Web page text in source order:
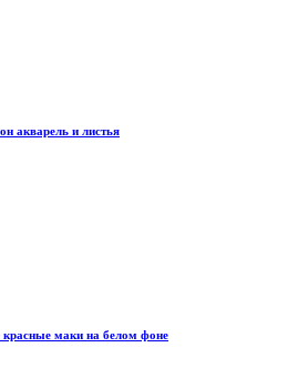
акварель и листья
маки на белом фоне